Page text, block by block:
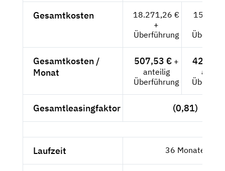
Gesamtkosten
18.271,26 €
+
Überführung
Gesamtkosten /
Monat
507,53 €+
anteilig
Überführung
426,50
Gesamtleasingfaktor (0,81)
Laufzeit 36 Monate